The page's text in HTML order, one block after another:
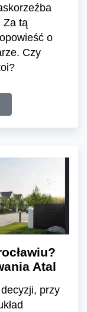
Za tą
o
Czy
Atal
przy